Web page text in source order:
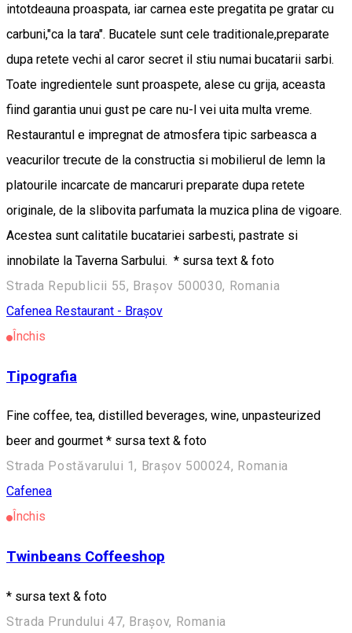
intotdeauna proaspata, iar carnea este pregatita pe gratar cu
carbuni,"ca la tara". Bucatele sunt cele traditionale,preparate
dupa retete vechi al caror secret il stiu numai bucatarii sarbi.
Toate ingredientele sunt proaspete, alese cu grija, aceasta
fiind garantia unui gust pe care nu-l vei uita multa vreme.
Restaurantul e impregnat de atmosfera tipic sarbeasca a
veacurilor trecute de la constructia si mobilierul de lemn la
platourile incarcate de mancaruri preparate dupa retete
originale, de la slibovita parfumata la muzica plina de vigoare.
Acestea sunt calitatile bucatariei sarbesti, pastrate si
innobilate la Taverna Sarbului. * sursa text & foto
Strada Republicii 55, Brașov 500030, Romania
Cafenea Restaurant - Brașov
Închis
Tipografia
Fine coffee, tea, distilled beverages, wine, unpasteurized
beer and gourmet * sursa text & foto
Strada Postăvarului 1, Brașov 500024, Romania
Cafenea
Închis
Twinbeans Coffeeshop
* sursa text & foto
Strada Prundului 47, Brașov, Romania